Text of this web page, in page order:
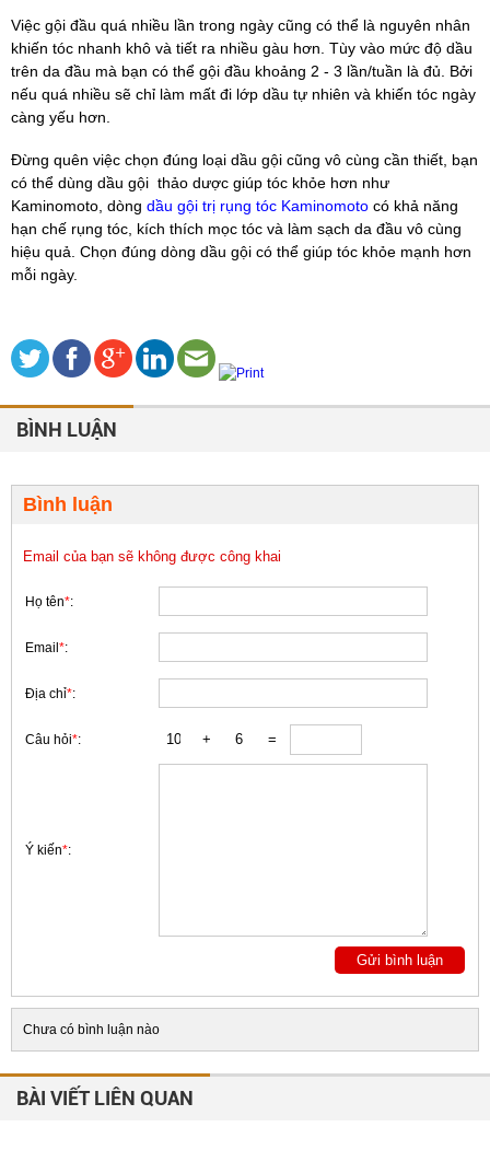
Việc gội đầu quá nhiều lần trong ngày cũng có thể là nguyên nhân
khiến tóc nhanh khô và tiết ra nhiều gàu hơn. Tùy vào mức độ dầu
trên da đầu mà bạn có thể gội đầu khoảng 2 - 3 lần/tuần là đủ. Bởi
nếu quá nhiều sẽ chỉ làm mất đi lớp dầu tự nhiên và khiến tóc ngày
càng yếu hơn.
Đừng quên việc chọn đúng loại dầu gội cũng vô cùng cần thiết, bạn
có thể dùng dầu gội thảo dược giúp tóc khỏe hơn như
Kaminomoto, dòng dầu gội trị rụng tóc Kaminomoto có khả năng
hạn chế rụng tóc, kích thích mọc tóc và làm sạch da đầu vô cùng
hiệu quả. Chọn đúng dòng dầu gội có thể giúp tóc khỏe mạnh hơn
mỗi ngày.
BÌNH LUẬN
Bình luận
Email của bạn sẽ không được công khai
Họ tên*:
Email*:
Địa chỉ*:
Câu hỏi*:
Ý kiến*:
Chưa có bình luận nào
BÀI VIẾT LIÊN QUAN